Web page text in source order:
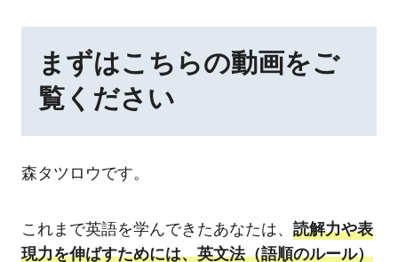
まずはこちらの動画をご
覧ください
森タツロウです。
これまで英語を学んできたあなたは、 読解力や表
現力を伸ばすためには、英文法（語順のルール）